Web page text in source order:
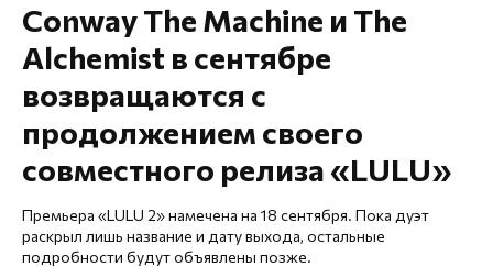
Conway The Machine и The
Alchemist в сентябре
возвращаются с
продолжением своего
совместного релиза «LULU»
Премьера «LULU 2» намечена на 18 сентября. Пока дуэт
раскрыл лишь название и дату выхода, остальные
подробности будут объявлены позже.